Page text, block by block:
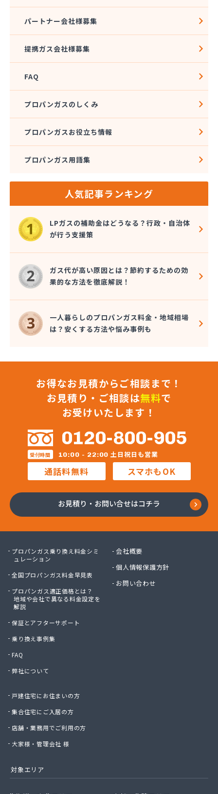
四国溶材商事株式会社
寺田ガスセンター
松本燃料店
上浦ガス有限会社
上甲石油店
上松プロパン株式会社
新谷商店
西島石油
西日本石油瓦斯株式会社
大一ガス株式会社
大一ガス株式会社 東予営業所
大一ガス株式会社 南予営業所
大一ガス株式会社 四国中央営業所
大一ガス株式会社 宇和島営業所
大和酸素工業株式会社
朝日燃料店
長谷川ガス株式会社
長谷川酸素株式会社
東予液化ガス株式会社 オートガス南高下営業所
東予液化ガス株式会社 喜田村事業所
東予液化ガス株式会社 本社
藤村石油株式会社 エネルギー事業部-松山
藤村石油株式会社 本社
南予ガス協業組合
日豊ガス
日野燃料店有限会社
八原産業
美須賀燃料店
武智燃料店
福泉株式会社
宝ガス株式会社
毛利燃料店
木村プロパン
有限会社ニッタンガス
有限会社ヨコガワ
有限会社越智商会
有限会社吉井プロパン
有限会社玉川液化ガス
有限会社溝田石油
有限会社坂東ガス店
有限会社三翔ガス
有限会社小野商店
有限会社昭英ガス
有限会社椙野ガス
有限会社石丸ガス商会
有限会社大政ガス
有限会社大西太商店
有限会社中武商事
有限会社長瀬商店
パートナー会社様募集
提携ガス会社様募集
FAQ
プロパンガスのしくみ
プロパンガスお役立ち情報
プロパンガス用語集
人気記事ランキング
LPガスの補助金はどうなる？行政・自治体
が行う支援策
ガス代が高い原因とは？節約するための効
果的な方法を徹底解説！
一人暮らしのプロパンガス料金・地域相場
は？安くする方法や悩み事例も
お得なお見積からご相談まで！
お見積り・ご相談は無料で
お受けいたします！
0120-800-905
受付時間 10:00 - 22:00 土日祝日も営業
通話料無料 スマホもOK
お見積り・お問い合せはコチラ
プロパンガス乗り換え料金シミ
ュレーション
全国プロパンガス料金早見表
プロパンガス適正価格とは？
地域や会社で異なる料金設定を
解説
保証とアフターサポート
乗り換え事例集
FAQ
弊社について
戸建住宅にお住まいの方
集合住宅にご入居の方
店舗・業務用でご利用の方
大家様・管理会社 様
会社概要
個人情報保護方針
お問い合わせ
対象エリア